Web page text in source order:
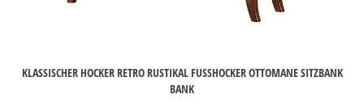
KLASSISCHER HOCKER RETRO RUSTIKAL FUSSHOCKER OTTOMANE SITZBANK B
ANK